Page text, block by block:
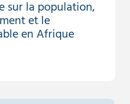
sur la population,
et le
en Afrique